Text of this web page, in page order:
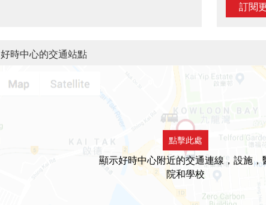
訂閱
好時中心的交通站點
點擊此處
顯示好時中心附近的交通連線，設施，
院和學校